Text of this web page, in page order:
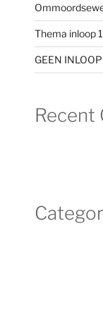
Thema inloop
GEEN
Recent